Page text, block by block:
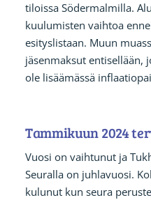
tiloissa Södermalmilla.
kuulumisten vaihtoa
esityslistaan. Muun
jäsenmaksut entisellään,
ole lisäämässä
Tammikuun 2024
Vuosi on vaihtunut ja
Seuralla on juhlavuosi.
kulunut kun seura